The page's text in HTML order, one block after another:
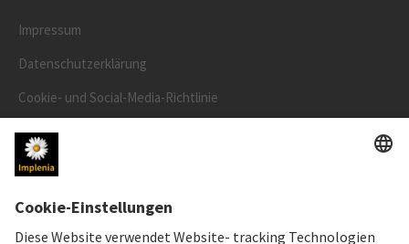
Impressum
Datenschutzerklärung
Cookie- und Social-Media-Richtlinie
Cookie-Einstellungen
AKTIENKURS
SWX: Implenia AG